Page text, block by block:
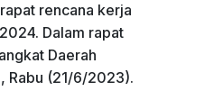
rencana kerja
Dalam rapat
Daerah
Rabu (21/6/2023).